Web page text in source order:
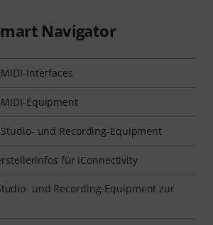
Navigator
Interfaces
Equipment
und Recording-Equipment
für iConnectivity
und Recording-Equipment zur